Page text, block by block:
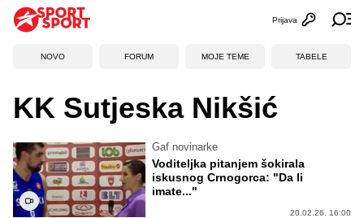
Otvori
Prijava
NOVO FORUM MOJE TEME TABELE
KK Sutjeska Nikšić
Gaf novinarke
Voditeljka pitanjem šokirala
iskusnog Crnogorca: "Da li
imate..."
20.02.26. 16:00